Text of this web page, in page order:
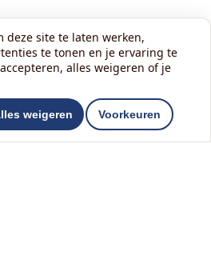
deze site te laten werken,
te tonen en je ervaring te
alles weigeren of je
weigeren Voorkeuren